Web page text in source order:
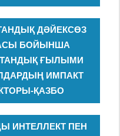
ДӘЙЕКСӨЗ
БОЙЫНША
ҒЫЛЫМИ
ИМПАКТ
ҚАЗБО
ИНТЕЛЛЕКТ ПЕН